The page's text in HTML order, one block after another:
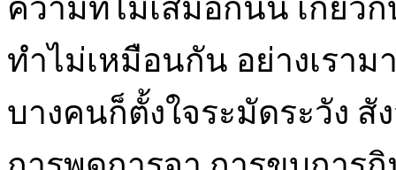
ความที่ไม่เสมอกันนี้ เกี่ยวกั
ทำไม่เหมือนกัน อย่างเรา
บางคนก็ตั้งใจระมัดระวัง สั